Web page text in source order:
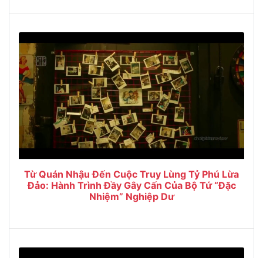
Từ Quán Nhậu Đến Cuộc Truy Lùng Tỷ Phú Lừa
Đảo: Hành Trình Đầy Gây Cấn Của Bộ Tứ “Đặc
Nhiệm” Nghiệp Dư